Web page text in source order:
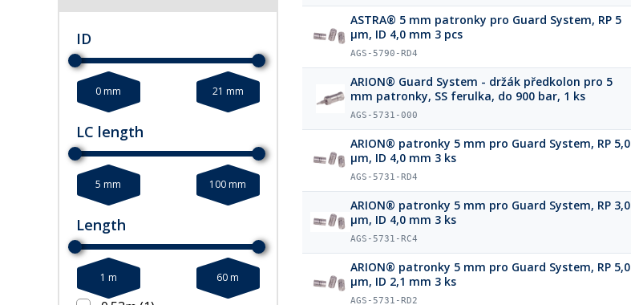
ID
0 mm 21 mm
LC length
5 mm 100 mm
Length
1 m 60 m
ASTRA® 5 mm patronky pro Guard System, RP 5
µm, ID 4,0 mm 3 pcs
AGS-5790-RD4
ARION® Guard System - držák předkolon pro 5
mm patronky, SS ferulka, do 900 bar, 1 ks
AGS-5731-000
ARION® patronky 5 mm pro Guard System, RP 5,0
µm, ID 4,0 mm 3 ks
AGS-5731-RD4
ARION® patronky 5 mm pro Guard System, RP 3,0
µm, ID 4,0 mm 3 ks
AGS-5731-RC4
ARION® patronky 5 mm pro Guard System, RP 5,0
µm, ID 2,1 mm 3 ks
AGS-5731-RD2